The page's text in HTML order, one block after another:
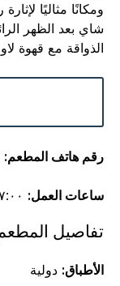
ومكانًا مثاليًا
شاي بعد الظهر
الذواقة مع قهوة
رقم هاتف المطعم:
ساعات العمل:
تفاصيل
الأطباق: دولية